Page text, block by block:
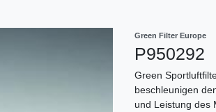
Green Filter Europe
P950292
Green
beschleunigen
und Leistung des